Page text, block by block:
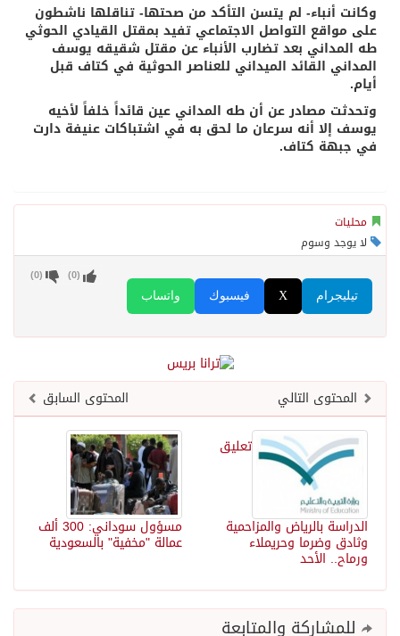
وكانت أنباء- لم يتسن التأكد من صحتها- تناقلها ناشطون
على مواقع التواصل الاجتماعي تفيد بمقتل القيادي الحوثي
طه المداني بعد تضارب الأنباء عن مقتل شقيقه يوسف
المداني القائد الميداني للعناصر الحوثية في كتاف قبل
أيام.
وتحدثت مصادر عن أن طه المداني عين قائداً خلفاً لأخيه
يوسف إلا أنه سرعان ما لحق به في اشتباكات عنيفة دارت
في جبهة كتاف.
محليات
لا يوجد وسوم
واتساب فيسبوك X تيليجرام
(
0
) (
0
)
المحتوى السابق المحتوى التالي
مسؤول سوداني: 300 ألف
عمالة "مخفية" بالسعودية
تعليق
الدراسة بالرياض والمزاحمية
وثادق وضرما وحريملاء
ورماح.. الأحد
للمشاركة والمتابعة